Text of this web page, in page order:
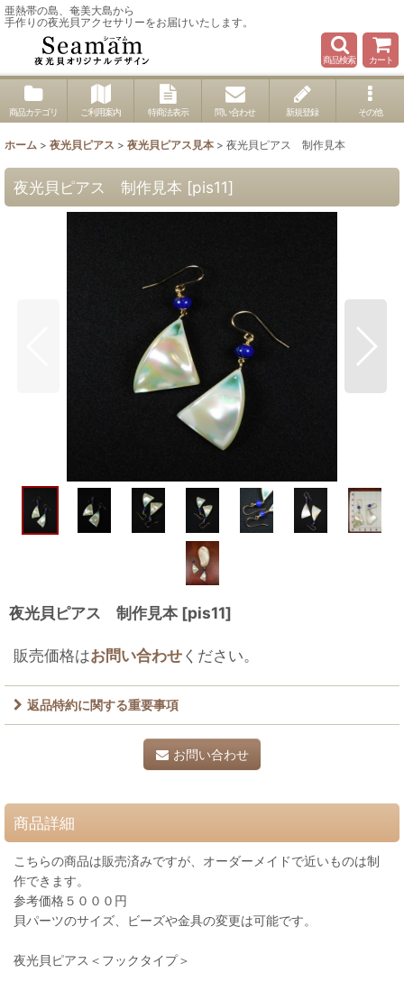
亜熱帯の島、奄美大島から
手作りの夜光貝アクセサリーをお届けいたします。
商品検索 カート
商品カテゴリ ご利用案内 特商法表示 問い合わせ 新規登録 その他
ホーム > 夜光貝ピアス > 夜光貝ピアス見本 > 夜光貝ピアス 制作見本
夜光貝ピアス 制作見本 [pis11]
夜光貝ピアス 制作見本 [pis11]
販売価格はお問い合わせください。
返品特約に関する重要事項
お問い合わせ
商品詳細
こちらの商品は販売済みですが、オーダーメイドで近いものは制
作できます。
参考価格５０００円
貝パーツのサイズ、ビーズや金具の変更は可能です。
夜光貝ピアス＜フックタイプ＞